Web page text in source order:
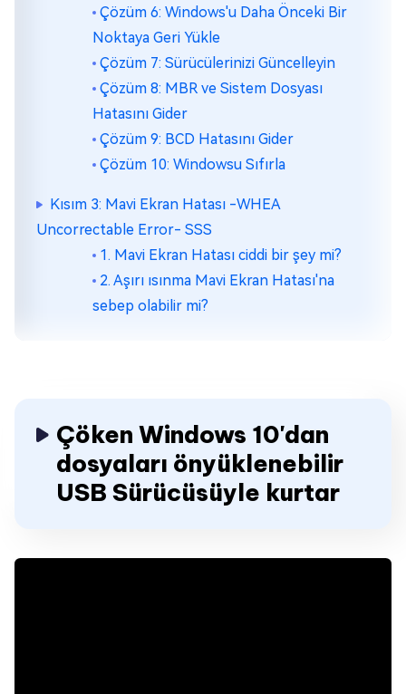
Çözüm 6: Windows'u Daha Önceki Bir
Noktaya Geri Yükle
Çözüm 7: Sürücülerinizi Güncelleyin
Çözüm 8: MBR ve Sistem Dosyası
Hatasını Gider
Çözüm 9: BCD Hatasını Gider
Çözüm 10: Windowsu Sıfırla
Kısım 3: Mavi Ekran Hatası -WHEA
Uncorrectable Error- SSS
1. Mavi Ekran Hatası ciddi bir şey mi?
2. Aşırı ısınma Mavi Ekran Hatası'na
sebep olabilir mi?
Çöken Windows 10'dan
dosyaları önyüklenebilir
USB Sürücüsüyle kurtar